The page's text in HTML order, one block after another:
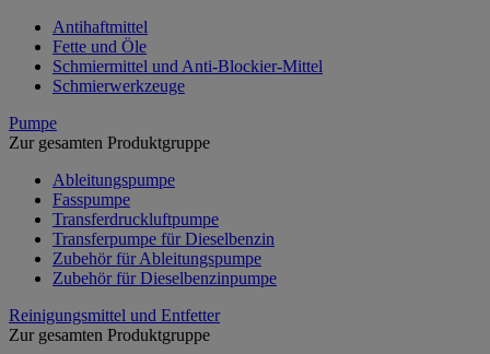
Antihaftmittel
Fette und Öle
Schmiermittel und Anti-Blockier-Mittel
Schmierwerkzeuge
Pumpe
Zur gesamten Produktgruppe
Ableitungspumpe
Fasspumpe
Transferdruckluftpumpe
Transferpumpe für Dieselbenzin
Zubehör für Ableitungspumpe
Zubehör für Dieselbenzinpumpe
Reinigungsmittel und Entfetter
Zur gesamten Produktgruppe